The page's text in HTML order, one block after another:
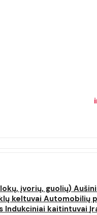
įvorių, guolių)
keltuvai Automobilių
Indukciniai kaitintuvai